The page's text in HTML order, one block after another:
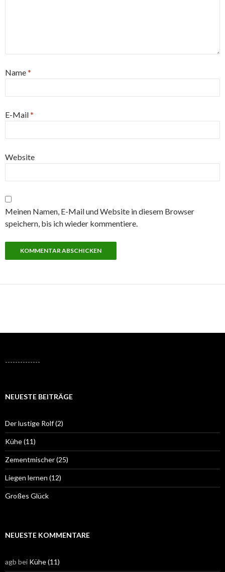
Name*
E-Mail*
Website
Meinen Namen, E-Mail und Website in diesem Browser
speichern, bis ich wieder kommentiere.
--------------
NEUESTE BEITRÄGE
Der lustige Rolf (2)
Kühe (11)
Zementmischer (25)
Liegen lernen (12)
Großes Glück
NEUESTE KOMMENTARE
agb bei Kühe (11)